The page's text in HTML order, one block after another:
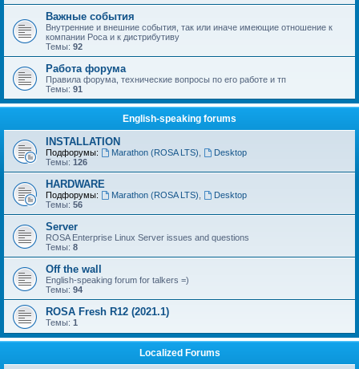
Важные события
Внутренние и внешние события, так или иначе имеющие отношение к
компании Роса и к дистрибутиву
Темы: 92
Работа форума
Правила форума, технические вопросы по его работе и тп
Темы: 91
English-speaking forums
INSTALLATION
Подфорумы: Marathon (ROSA LTS)
Desktop
Темы: 126
HARDWARE
Подфорумы: Marathon (ROSA LTS)
Desktop
Темы: 56
Server
ROSA Enterprise Linux Server issues and questions
Темы: 8
Off the wall
English-speaking forum for talkers =)
Темы: 94
ROSA Fresh R12 (2021.1)
Темы: 1
Localized Forums